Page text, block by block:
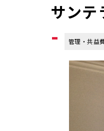
サンテ
- 管理・共益